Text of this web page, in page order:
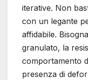
iterative. Non
con un legante
affidabile.
granulato, la
comportamento
presenza di